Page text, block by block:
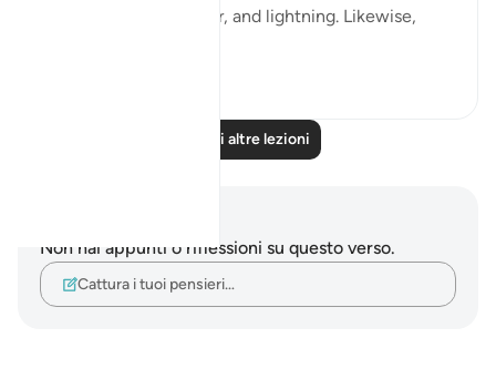
and night, rain, thunder, and lightning. Likewise,
Leggi altre lezioni
Non hai appunti o riflessioni su questo verso.
Cattura i tuoi pensieri…